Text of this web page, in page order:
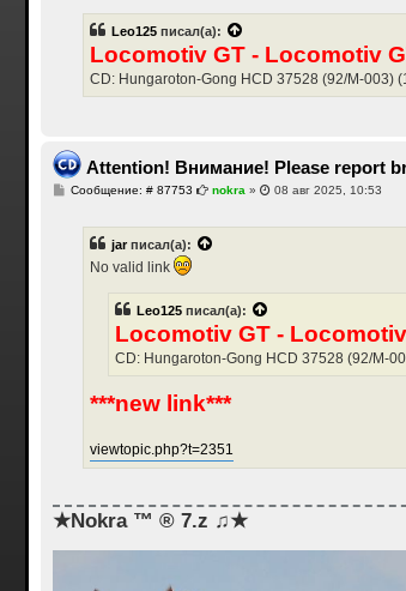
щ
н
и
Leo125писал(а):
Locomotiv GT - Locomotiv
CD: Hungaroton-Gong HCD 37528 (92/M-003)
Attention! Внимание! Please report
Сообщение: # 87753 С
щ
nokra » 08 авг 2025, 10:53
jarписал(а):
No valid link
Leo125писал(а):
Locomotiv GT -
CD: Hungaroton-Gong HCD 37528 (92/M-
***new link***
viewtopic.php?t=2351
★Nokra ™ ® 7.z ♫★